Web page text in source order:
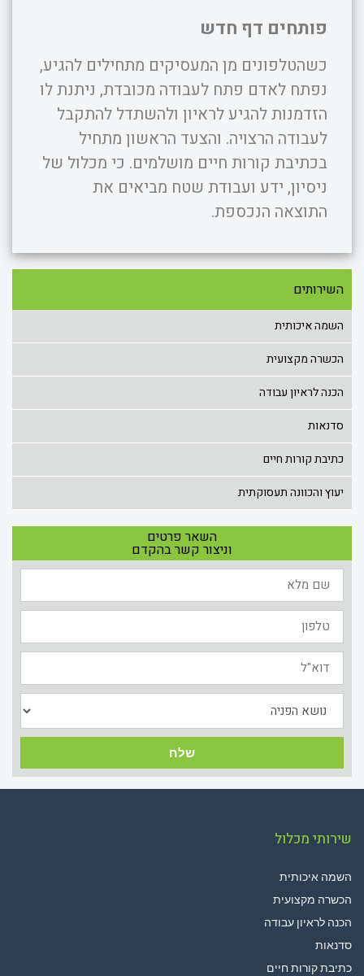
פותחים דף חדש
כשהטלפונים מן המעסיקים מתחילים להגיע,
נפתח לאדם פתח לעבודה מכובדת, ניתנת לו
הזדמנות להגיע לראיון ולהשתדל להתקבל
לעבודה הרצויה. והצעד הראשון מתחיל
בכתיבת קורות חיים מושלמים. כי מכלול של
ניסיון, ידע ועבודת שטח מביאים את
התוצאה הנכספת.
השירותים
השמה איכותית
הכשרה מקצועית
הכנה לראיון עבודה
סדנאות
כתיבת קורות חיים
יעוץ והכוונה תעסוקתית
השאר פרטים
וניצור קשר בהקדם
שם
מלא
טלפון
דוא"ל
נושא
הפניה
שלח
שירותי מכלול
השמה איכותית
הכשרה מקצועית
הכנה לראיון עבודה
סדנאות
כתיבת קורות חיים